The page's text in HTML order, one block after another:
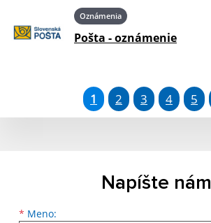
Oznámenia
Pošta - oznámenie
1 2 3 4 5
Napíšte nám
* Meno:
Meno
Priezvisko
E-mailová adresa